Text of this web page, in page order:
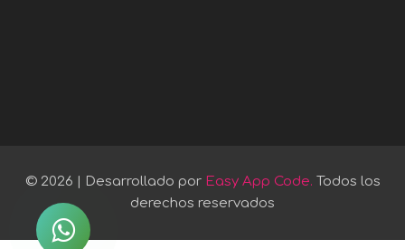
© 2026 | Desarrollado por Easy App Code. Todos los
derechos reservados
Contactar
por